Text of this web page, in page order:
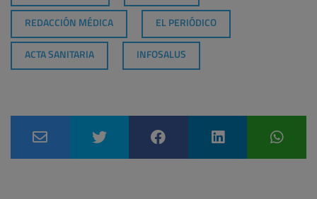
REDACCIÓN MÉDICA EL PERIÓDICO
ACTA SANITARIA INFOSALUS